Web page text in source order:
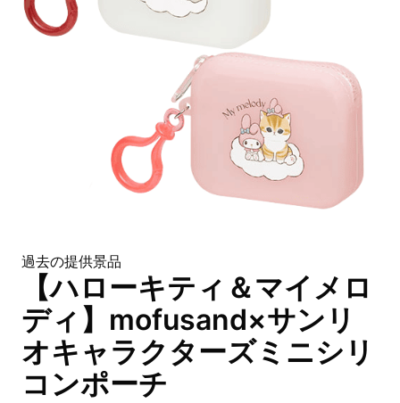
過去の提供景品
【ハローキティ＆マイメロ
ディ】mofusand×サンリ
オキャラクターズミニシリ
コンポーチ